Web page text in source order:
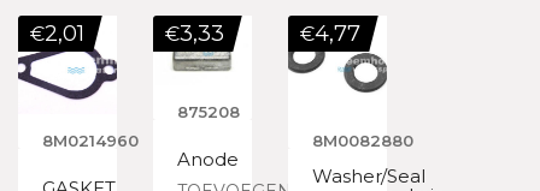
8M0214960
€2,01
875208
Anode
€3,33
8M0082880
Washer/Seal
€4,77